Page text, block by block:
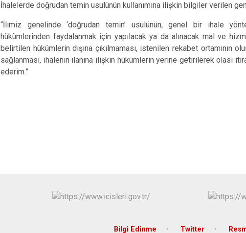
İhalelerde doğrudan temin usulünün kullanımına ilişkin bilgiler verilen
“İlimiz genelinde ‘doğrudan temin’ usulünün, genel bir ihale
hükümlerinden faydalanmak için yapılacak ya da alınacak mal ve
belirtilen hükümlerin dışına çıkılmaması, istenilen rekabet ortamının
sağlanması, ihalenin ilanına ilişkin hükümlerin yerine getirilerek olası
ederim.”
Bilgi Edinme Twitter